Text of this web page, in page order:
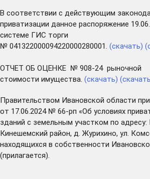
В соответствии с действующим
приватизации данное распоряжение
системе ГИС торги
№ 041322000094220000280001. (скачать)
ОТЧЕТ ОБ ОЦЕНКЕ № 908-24 рыночной
стоимости имущества. (скачать)
Правительством Ивановской области
от 17.06.2024 № 66-рп «Об условиях
зданий с земельным участком по адресу:
Кинешемский район, д. Журихино, ул.
находящихся в собственности
(прилагается).